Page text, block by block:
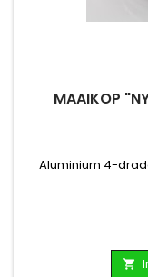
MAAIKOP
Aluminium 4-
